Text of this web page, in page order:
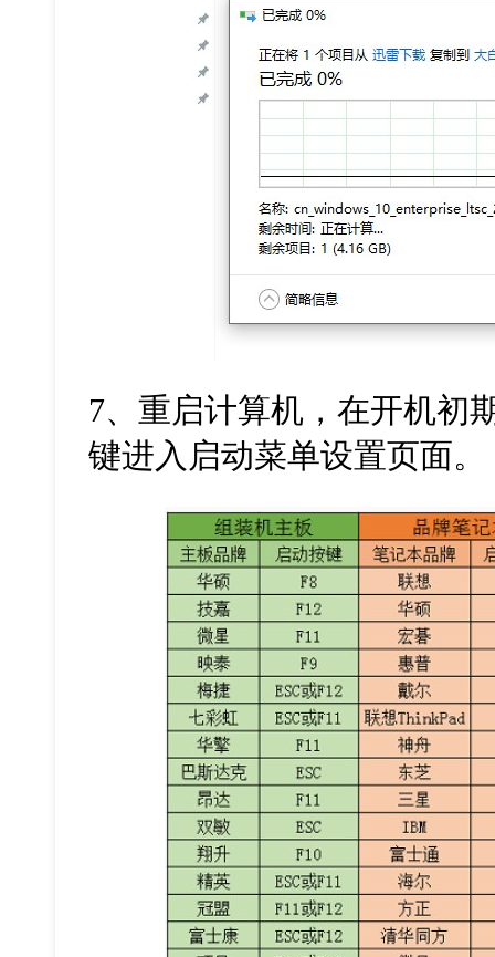
7、重启计算机，在开机初
键进入启动菜单设置页面。